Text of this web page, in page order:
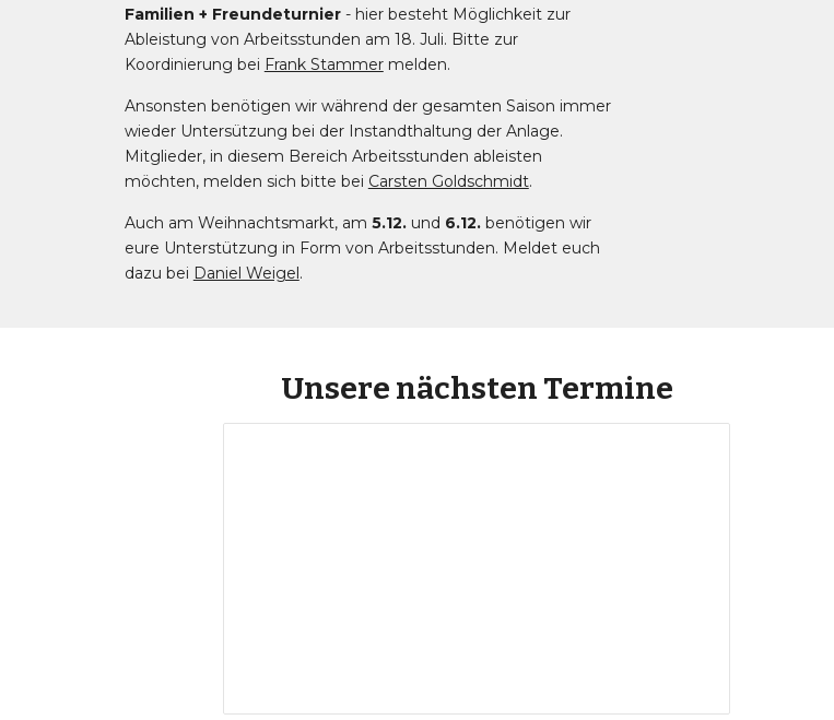
Familien + Freundeturnier- hier besteht Möglichkeit zur
Ableistung von Arbeitsstunden am 18. Juli. Bitte zur
Koordinierung bei Frank Stammermelden.
Ansonsten benötigen wir während der gesamten Saison immer
wieder Untersützung bei der Instandthaltung der Anlage.
Mitglieder, in diesem Bereich Arbeitsstunden ableisten
möchten, melden sich bitte bei Carsten Goldschmidt.
Auch am Weihnachtsmarkt, am 5.12.und 6.12.benötigen wir
eure Unterstützung in Form von Arbeitsstunden. Meldet euch
dazu bei Daniel Weigel.
Unsere nächsten Termine